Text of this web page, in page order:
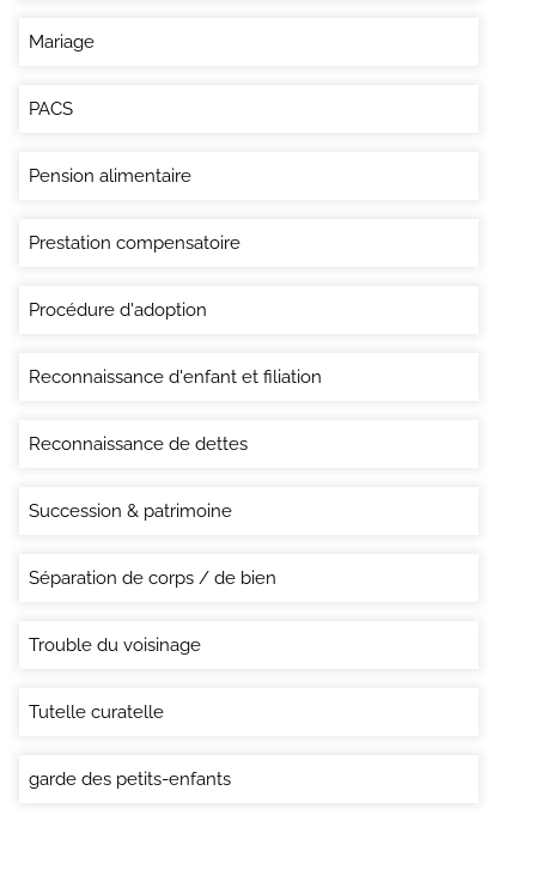
Mariage
PACS
Pension alimentaire
Prestation compensatoire
Procédure d'adoption
Reconnaissance d'enfant et filiation
Reconnaissance de dettes
Succession & patrimoine
Séparation de corps / de bien
Trouble du voisinage
Tutelle curatelle
garde des petits-enfants